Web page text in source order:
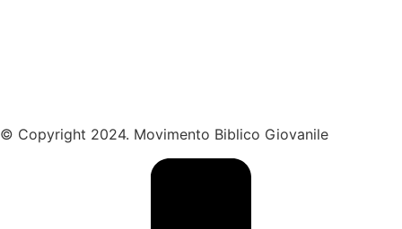
© Copyright 2024. Movimento Biblico Giovanile